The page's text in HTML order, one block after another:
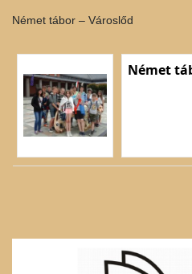
Német tábor – Városlőd
Német